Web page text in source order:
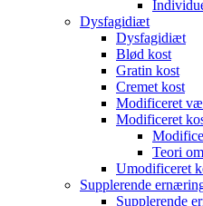
Dysfagidiæt
Dysfagidiæt
Blød kost
Gratin kost
Cremet kost
Modificeret
Modificeret
Teori
Umodificeret
Supplerende
Supplerende